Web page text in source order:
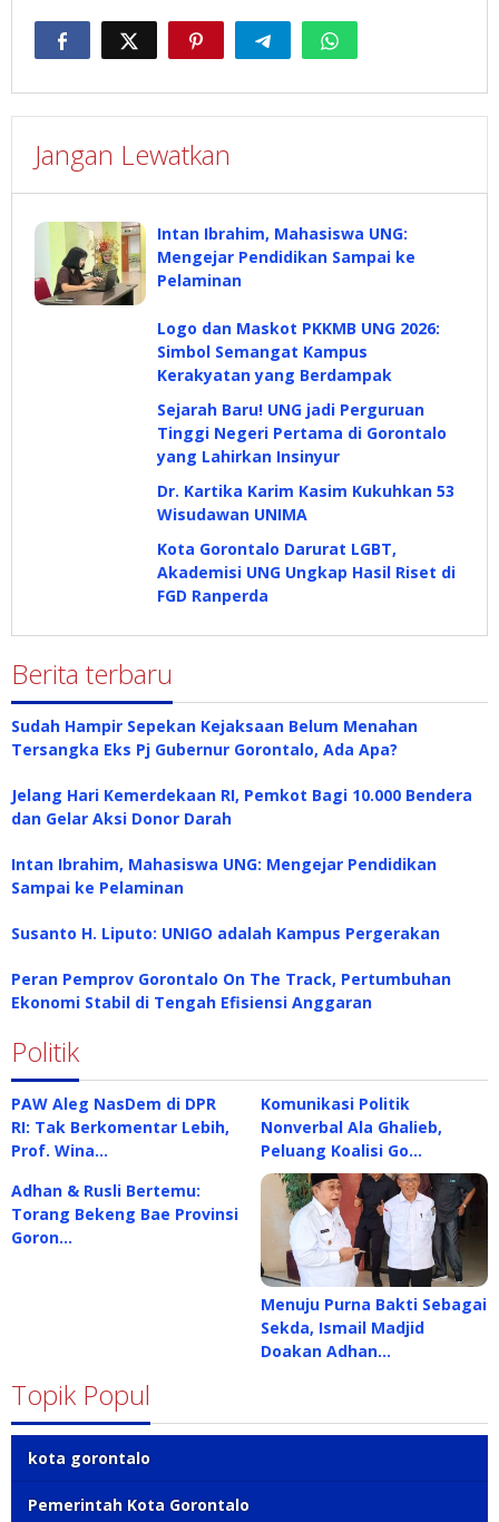
Jangan Lewatkan
Intan Ibrahim, Mahasiswa UNG:
Mengejar Pendidikan Sampai ke
Pelaminan
Logo dan Maskot PKKMB UNG 2026:
Simbol Semangat Kampus
Kerakyatan yang Berdampak
Sejarah Baru! UNG jadi Perguruan
Tinggi Negeri Pertama di Gorontalo
yang Lahirkan Insinyur
Dr. Kartika Karim Kasim Kukuhkan 53
Wisudawan UNIMA
Kota Gorontalo Darurat LGBT,
Akademisi UNG Ungkap Hasil Riset di
FGD Ranperda
Berita terbaru
Sudah Hampir Sepekan Kejaksaan Belum Menahan
Tersangka Eks Pj Gubernur Gorontalo, Ada Apa?
Jelang Hari Kemerdekaan RI, Pemkot Bagi 10.000 Bendera
dan Gelar Aksi Donor Darah
Intan Ibrahim, Mahasiswa UNG: Mengejar Pendidikan
Sampai ke Pelaminan
Susanto H. Liputo: UNIGO adalah Kampus Pergerakan
Peran Pemprov Gorontalo On The Track, Pertumbuhan
Ekonomi Stabil di Tengah Efisiensi Anggaran
Politik
PAW Aleg NasDem di DPR
RI: Tak Berkomentar Lebih,
Prof. Wina…
Komunikasi Politik
Nonverbal Ala Ghalieb,
Peluang Koalisi Go…
Adhan & Rusli Bertemu:
Torang Bekeng Bae Provinsi
Goron…
Menuju Purna Bakti Sebagai
Sekda, Ismail Madjid
Doakan Adhan…
Topik Popul
kota gorontalo
Pemerintah Kota Gorontalo